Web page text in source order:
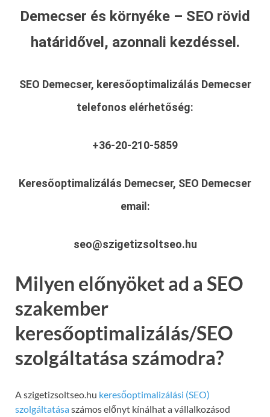
Demecser és környéke – SEO rövid
határidővel, azonnali kezdéssel.
SEO Demecser, keresőoptimalizálás Demecser
telefonos elérhetőség:
+36-20-210-5859
Keresőoptimalizálás Demecser, SEO Demecser
email:
seo@szigetizsoltseo.hu
Milyen előnyöket ad a SEO
szakember
keresőoptimalizálás/SEO
szolgáltatása számodra?
A szigetizsoltseo.hu keresőoptimalizálási (SEO)
szolgáltatásaszámos előnyt kínálhat a vállalkozásod